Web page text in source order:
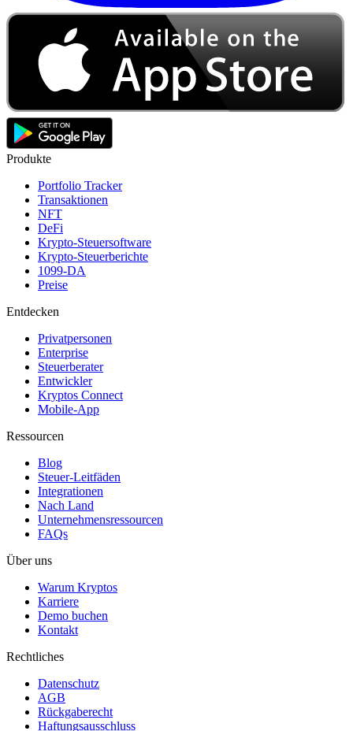
Produkte
Portfolio Tracker
Transaktionen
NFT
DeFi
Krypto-Steuersoftware
Krypto-Steuerberichte
1099-DA
Preise
Entdecken
Privatpersonen
Enterprise
Steuerberater
Entwickler
Kryptos Connect
Mobile-App
Ressourcen
Blog
Steuer-Leitfäden
Integrationen
Nach Land
Unternehmensressourcen
FAQs
Über uns
Warum Kryptos
Karriere
Demo buchen
Kontakt
Rechtliches
Datenschutz
AGB
Rückgaberecht
Haftungsausschluss